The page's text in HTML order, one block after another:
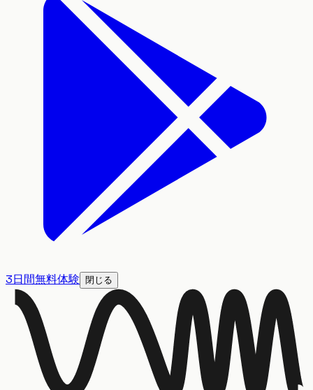
3日間無料体験 閉じる